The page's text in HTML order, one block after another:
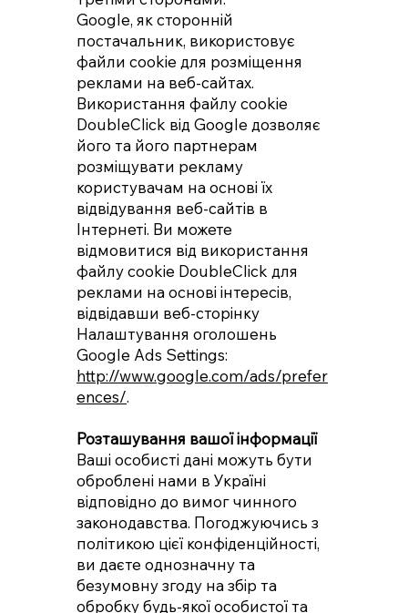
Google, як сторонній
постачальник, використовує
файли cookie для розміщення
реклами на веб-сайтах.
Використання файлу cookie
DoubleClick від Google дозволяє
його та його партнерам
розміщувати рекламу
користувачам на основі їх
відвідування веб-сайтів в
Інтернеті. Ви можете
відмовитися від використання
файлу cookie DoubleClick для
реклами на основі інтересів,
відвідавши веб-сторінку
Налаштування оголошень
Google Ads Settings:
http://www.google.com/ads/prefer
ences/.
Розташування вашої інформації
Ваші особисті дані можуть бути
оброблені нами в Україні
відповідно до вимог чинного
законодавства. Погоджуючись з
політикою цієї конфіденційності,
ви даєте однозначну та
безумовну згоду на збір та
обробку будь-якої особистої та